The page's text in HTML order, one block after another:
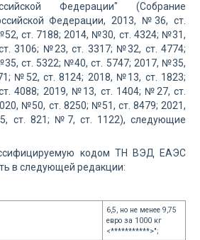
Федерации" (Собрание
Федерации, 2013, №36, ст.
ст. 7188; 2014, №30, ст. 4324; №31,
3106; №23, ст. 3317; №32, ст. 4774;
ст. 5322; №40, ст. 5747; 2017, №35,
№52, ст. 8124; 2018, №13, ст. 1823;
4088; 2019, №13, ст. 1404; №27, ст.
№50, ст. 8250; №51, ст. 8479; 2021,
ст. 821; №7, ст. 1122), следующие
кодом ТН ВЭД ЕАЭС
в следующей редакции:
6,5, но не менее 9,75
евро за 1000 кг
<***********>";